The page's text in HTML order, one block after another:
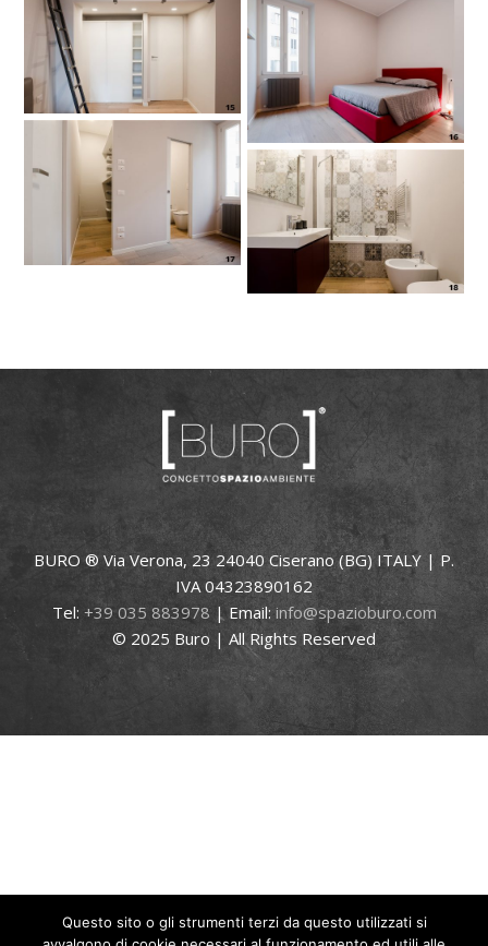
BURO ® Via Verona, 23 24040 Ciserano (BG) ITALY | P.
IVA 04323890162
Tel: +39 035 883978| Email: info@spazioburo.com
© 2025 Buro | All Rights Reserved
Questo sito o gli strumenti terzi da questo utilizzati si